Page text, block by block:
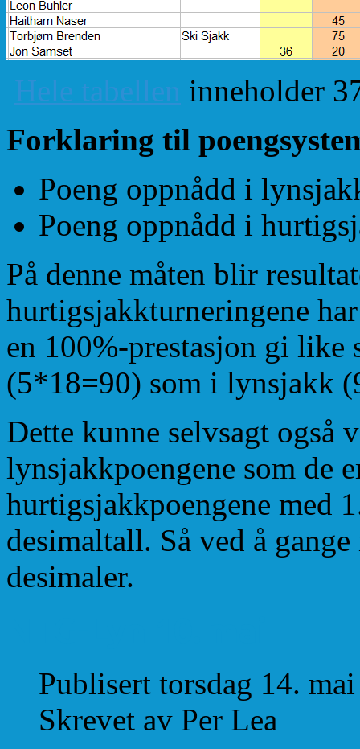
Hele tabellen inneholder
Forklaring til
Poeng oppnådd i
Poeng oppnådd i
På denne måten blir
hurtigsjakkturneringene
en 100%-prestasjon gi
(5*18=90) som i lynsjakk
Dette kunne selvsagt også
lynsjakkpoengene som de
hurtigsjakkpoengene med
desimaltall. Så ved å
desimaler.
Publisert torsdag 14.
Skrevet av Per Lea